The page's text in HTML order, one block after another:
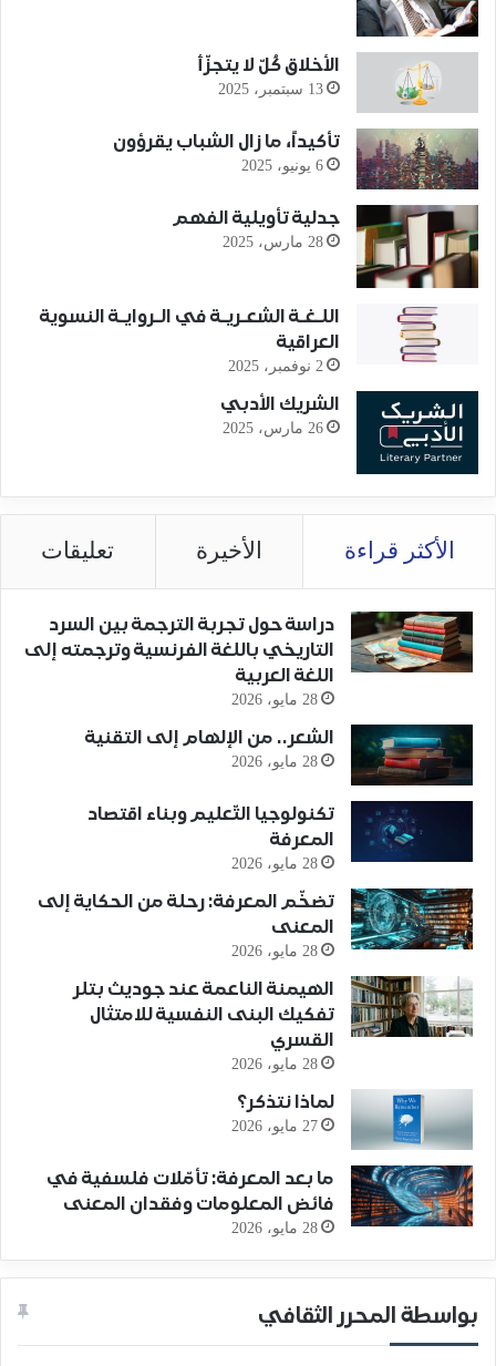
الأخلاق كُلّ لا يتجزّأ
13 سبتمبر، 2025
تأكيداً، ما زال الشباب يقرؤون
6 يونيو، 2025
جدلية تأويلية الفهم
28 مارس، 2025
اللـغـة الشعـريـة في الـروايـة النسوية
العراقية
2 نوفمبر، 2025
الشريك الأدبي
26 مارس، 2025
الأكثر قراءة الأخيرة تعليقات
دراسة حول تجربة الترجمة بين السرد
التاريخي باللغة الفرنسية وترجمته إلى
اللغة العربية
28 مايو، 2026
الشعر.. من الإلهام إلى التقنية
28 مايو، 2026
تكنولوجيا التّعليم وبناء اقتصاد
المعرفة
28 مايو، 2026
تضخّم المعرفة: رحلة من الحكاية إلى
المعنى
28 مايو، 2026
الهيمنة الناعمة عند جوديث بتلر
تفكيك البنى النفسية للامتثال
القسري
28 مايو، 2026
لماذا نتذكر؟
27 مايو، 2026
ما بعد المعرفة: تأمّلات فلسفية في
فائض المعلومات وفقدان المعنى
28 مايو، 2026
بواسطة المحرر الثقافي